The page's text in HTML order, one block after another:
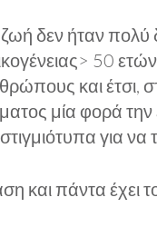
ήταν πολύ
50
και
μία φορά
για να
και πάντα έχει